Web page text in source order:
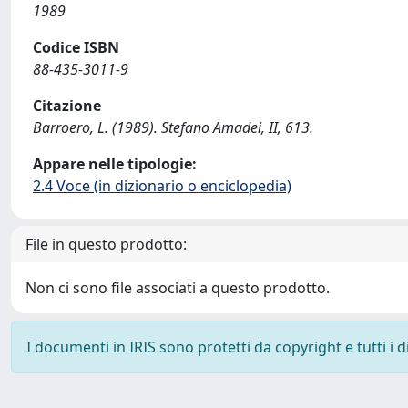
1989
Codice ISBN
88-435-3011-9
Citazione
Barroero, L. (1989). Stefano Amadei, II, 613.
Appare nelle tipologie:
2.4 Voce (in dizionario o enciclopedia)
File in questo prodotto:
Non ci sono file associati a questo prodotto.
I documenti in IRIS sono protetti da copyright e tutti i